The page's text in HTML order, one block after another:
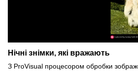
Нічні знімки, які вражають
З ProVisual процесором обробки